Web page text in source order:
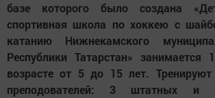
базе которого было создана
спортивная школа по хоккею с
катанию Нижнекамского
Республики Татарстан»
возрасте от 5 до 15 лет.
преподователей: 3 штатных и